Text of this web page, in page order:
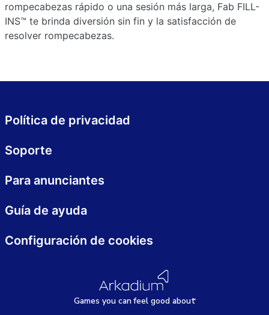
rompecabezas rápido o una sesión más larga, Fab FILL-
INS™ te brinda diversión sin fin y la satisfacción de
resolver rompecabezas.
Games you canfeel good about
Política de privacidad
Soporte
Para anunciantes
Guía de ayuda
Configuración de cookies